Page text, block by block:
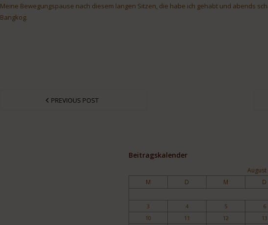
Meine Bewegungspause nach diesem langen Sitzen, die habe ich gehabt und abends
Bangkog.
PREVIOUS POST
Beitragskalender
M D M D
3
4 5 6
10
11 12 13